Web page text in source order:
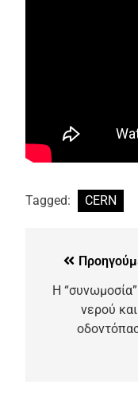
Tagged: CERN
Η
νερού